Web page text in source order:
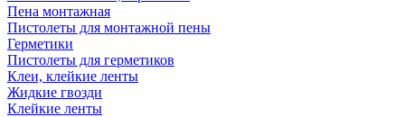
Пена монтажная
Пистолеты для монтажной пены
Герметики
Пистолеты для герметиков
Клеи, клейкие ленты
Жидкие гвозди
Клейкие ленты